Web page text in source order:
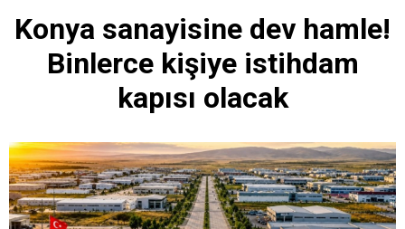
Konya sanayisine dev hamle!
Binlerce kişiye istihdam
kapısı olacak